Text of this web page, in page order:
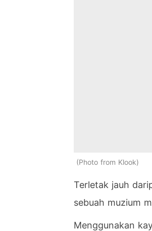
Photo from Klook
Terletak jauh
sebuah muzium
Menggunakan